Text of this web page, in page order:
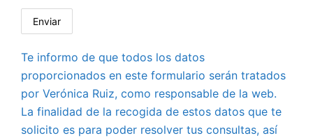
Te informo de que todos los datos
proporcionados en este formulario serán tratados
por Verónica Ruiz, como responsable de la web.
La finalidad de la recogida de estos datos que te
solicito es para poder resolver tus consultas, así